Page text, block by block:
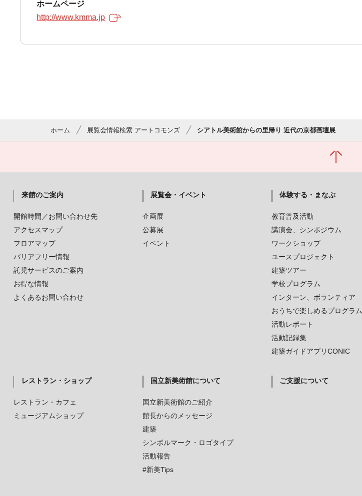
ホームページ
http://www.kmma.jp
ホーム 展覧会情報検索 アートコモンズ シアトル美術館からの里帰り 近代の京都画壇展
来館のご案内
開館時間／お問い合わせ先
アクセスマップ
フロアマップ
バリアフリー情報
託児サービスのご案内
お得な情報
よくあるお問い合わせ
展覧会・イベント
企画展
公募展
イベント
体験する・まなぶ
教育普及活動
講演会、シンポジウム
ワークショップ
ユースプロジェクト
建築ツアー
学校プログラム
インターン、ボランティア
おうちで楽しめるプログラム
活動レポート
活動記録集
建築ガイドアプリCONIC
レストラン・ショップ
レストラン・カフェ
ミュージアムショップ
国立新美術館について
国立新美術館のご紹介
館長からのメッセージ
建築
シンボルマーク・ロゴタイプ
活動報告
#新美Tips
ご支援について